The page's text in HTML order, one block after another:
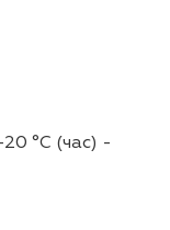
°С (час) -